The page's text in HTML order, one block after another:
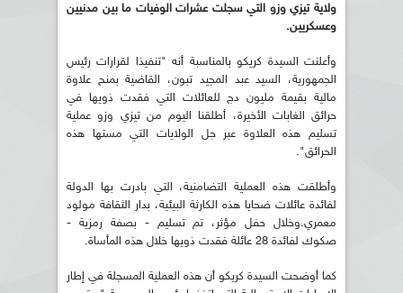
ولاية تيزي وزو التي سجلت عشرات الوفيات ما بين مدنيين
وعسكريين.
وأعلنت السيدة كريكو بالمناسبة أنه "تنفيذا لقرارات رئيس
الجمهورية، السيد عبد المجيد تبون، القاضية بمنح علاوة
مالية بقيمة مليون دج للعائلات التي فقدت ذويها في
حرائق الغابات الأخيرة، أطلقنا اليوم من تيزي وزو عملية
تسليم هذه العلاوة عبر جل الولايات التي مستها هذه
الحرائق".
وأطلقت هذه العملية التضامنية، التي بادرت بها الدولة
لفائدة عائلات ضحايا هذه الكارثة البيئية، بدار الثقافة مولود
معمري.وخلال حفل مؤثر، تم تسليم - بصفة رمزية -
صكوك لفائدة 28 عائلة فقدت ذويها خلال هذه المأساة.
كما أوضحت السيدة كريكو أن هذه العملية المسجلة في إطار